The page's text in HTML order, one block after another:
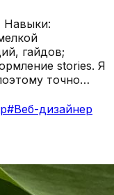
гайдов;
stories. Я
точно
#Веб-дизайнер